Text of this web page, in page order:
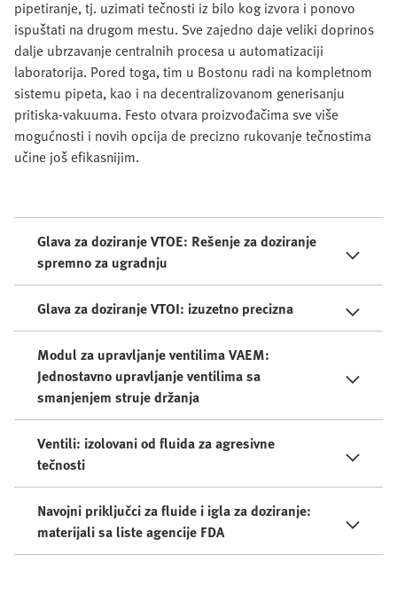
pipetiranje, tj. uzimati tečnosti iz bilo kog izvora i ponovo
ispuštati na drugom mestu. Sve zajedno daje veliki doprinos
dalje ubrzavanje centralnih procesa u automatizaciji
laboratorija. Pored toga, tim u Bostonu radi na kompletnom
sistemu pipeta, kao i na decentralizovanom generisanju
pritiska-vakuuma. Festo otvara proizvođačima sve više
mogućnosti i novih opcija de precizno rukovanje tečnostima
učine još efikasnijim.
Glava za doziranje VTOE: Rešenje za doziranje
spremno za ugradnju
Glava za doziranje VTOI: izuzetno precizna
Modul za upravljanje ventilima VAEM:
Jednostavno upravljanje ventilima sa
smanjenjem struje držanja
Ventili: izolovani od fluida za agresivne
tečnosti
Navojni priključci za fluide i igla za doziranje:
materijali sa liste agencije FDA